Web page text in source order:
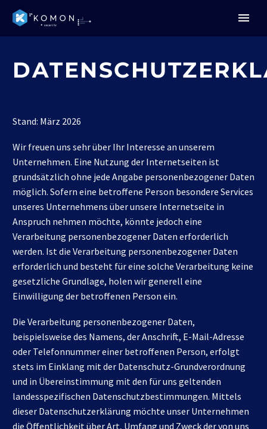
Stand: März 2026
Wir freuen uns sehr über Ihr Interesse an unserem
Unternehmen. Eine Nutzung der Internetseiten ist
grundsätzlich ohne jede Angabe personenbezogener Daten
möglich. Sofern eine betroffene Person besondere Services
unseres Unternehmens über unsere Internetseite in
Anspruch nehmen möchte, könnte jedoch eine
Verarbeitung personenbezogener Daten erforderlich
werden. Ist die Verarbeitung personenbezogener Daten
erforderlich und besteht für eine solche Verarbeitung keine
gesetzliche Grundlage, holen wir generell eine
Einwilligung der betroffenen Person ein.
Die Verarbeitung personenbezogener Daten,
beispielsweise des Namens, der Anschrift, E-Mail-Adresse
oder Telefonnummer einer betroffenen Person, erfolgt
stets im Einklang mit der Datenschutz-Grundverordnung
und in Übereinstimmung mit den für uns geltenden
landesspezifischen Datenschutzbestimmungen. Mittels
dieser Datenschutzerklärung möchte unser Unternehmen
die Öffentlichkeit über Art, Umfang und Zweck der von uns